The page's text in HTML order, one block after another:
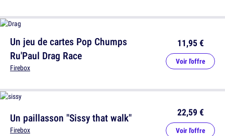
Un jeu de cartes Pop Chumps
Ru'Paul Drag Race
Firebox
11,95 €
Voir l'offre
Un paillasson "Sissy that walk"
Firebox
22,59 €
Voir l'offre